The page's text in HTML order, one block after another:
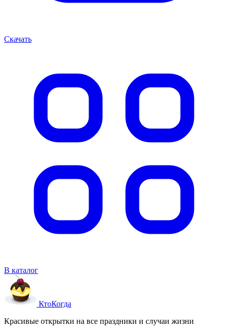
Скачать
В каталог
КтоКогда
Красивые открытки на все праздники и случаи жизни